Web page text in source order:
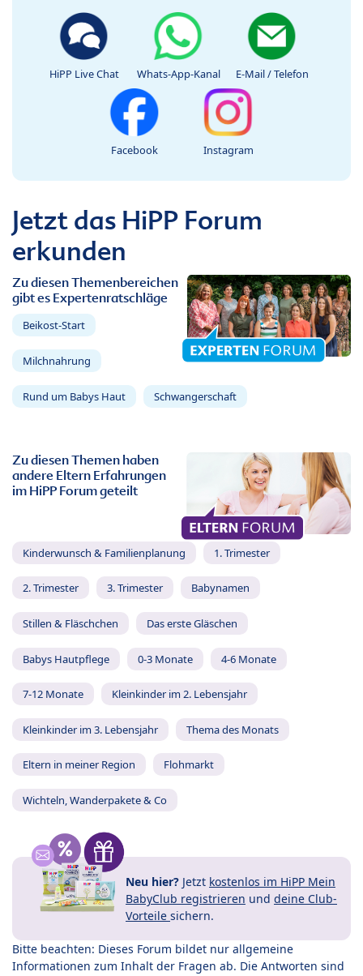
HiPP Live Chat Whats-App-Kanal E-Mail / Telefon
Facebook Instagram
Jetzt das HiPP Forum
erkunden
Zu diesen Themenbereichen
gibt es Expertenratschläge
Beikost-Start
Milchnahrung
Rund um Babys Haut Schwangerschaft
Zu diesen Themen haben
andere Eltern Erfahrungen
im HiPP Forum geteilt
Kinderwunsch & Familienplanung 1. Trimester
2. Trimester 3. Trimester Babynamen
Stillen & Fläschchen Das erste Gläschen
Babys Hautpflege 0-3 Monate 4-6 Monate
7-12 Monate Kleinkinder im 2. Lebensjahr
Kleinkinder im 3. Lebensjahr Thema des Monats
Eltern in meiner Region Flohmarkt
Wichteln, Wanderpakete & Co
Neu hier? Jetzt kostenlos im HiPP Mein
BabyClub registrieren und deine Club-
Vorteile sichern.
Bitte beachten: Dieses Forum bildet nur allgemeine
Informationen zum Inhalt der Fragen ab. Die Antworten sind